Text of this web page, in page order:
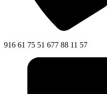
916 61 75 51 677 88 11 57